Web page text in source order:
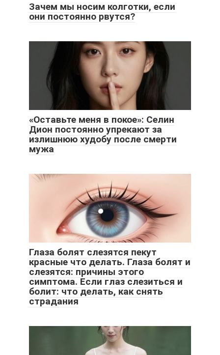
Зачем мы носим колготки, если
они постоянно рвутся?
«Оставьте меня в покое»: Селин
Дион постоянно упрекают за
излишнюю худобу после смерти
мужа
Глаза болят слезятся пекут
красные что делать. Глаза болят и
слезятся: причины этого
симптома. Если глаз слезиться и
болит: что делать, как снять
страдания